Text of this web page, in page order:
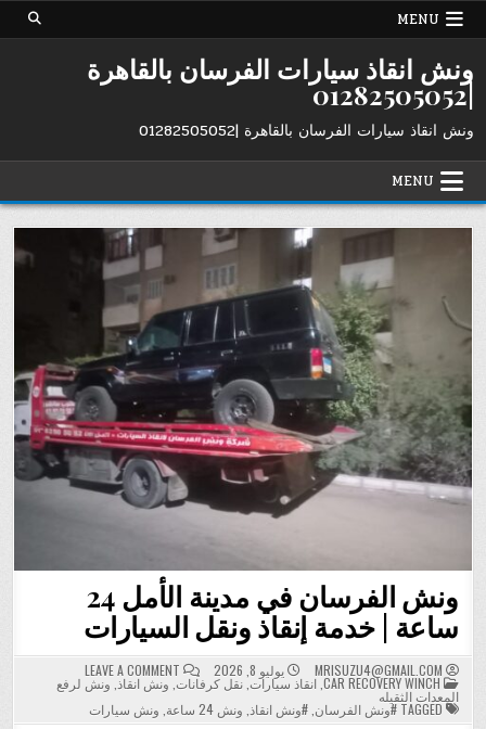
Skip
MENU
ونش انقاذ سيارات الفرسان بالقاهرة
|01282505052
ونش انقاذ سيارات الفرسان بالقاهرة |01282505052
MENU
ونش الفرسان في مدينة الأمل 24
ساعة | خدمة إنقاذ ونقل السيارات
MRISUZU4@GMAIL.COM يوليو 8, 2026 LEAVE A COMMENT
ON
ونش
الفرسان
مدينة
POSTED
IN
CAR RECOVERY WINCH
,انقاذ سيارات,نقل كرفانات ونش انقاذ ونش لرفع
المعدات الثقيله
#ونش الفرسان ,#ونش انقاذ ونش 24 ساعة ونش سيارات